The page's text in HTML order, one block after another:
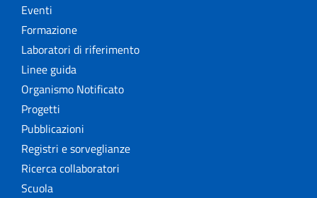
Eventi
Formazione
Laboratori di riferimento
Linee guida
Organismo Notificato
Progetti
Pubblicazioni
Registri e sorveglianze
Ricerca collaboratori
Scuola